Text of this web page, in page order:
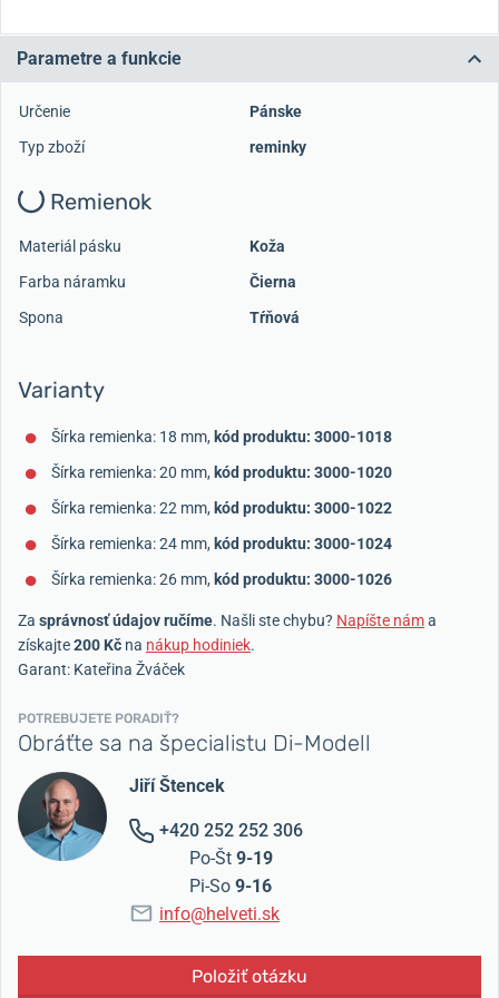
Parametre a funkcie
Určenie
Pánske
Typ zboží
reminky
Remienok
Materiál pásku
Koža
Farba náramku
Čierna
Spona
Tŕňová
Varianty
Šírka remienka: 18 mm, kód produktu: 3000-1018
Šírka remienka: 20 mm, kód produktu: 3000-1020
Šírka remienka: 22 mm, kód produktu: 3000-1022
Šírka remienka: 24 mm, kód produktu: 3000-1024
Šírka remienka: 26 mm, kód produktu: 3000-1026
Za správnosť údajov ručíme. Našli ste chybu? Napíšte náma
získajte200 Kč na nákup hodiniek.
Garant: Kateřina Žváček
POTREBUJETE PORADIŤ?
Obráťte sa na špecialistu Di-Modell
Jiří Štencek
+420 252 252 306
Po-Št 9-19
Pi-So 9-16
info@helveti.sk
Položiť otázku